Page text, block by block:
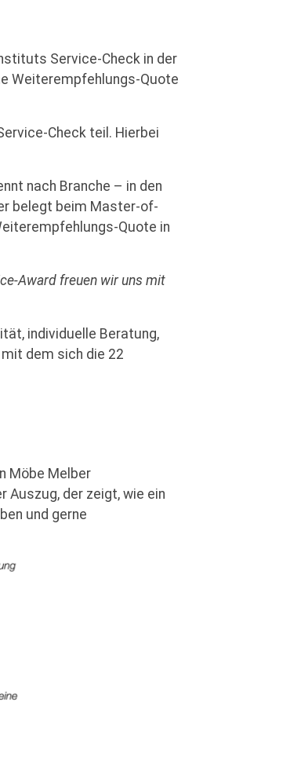
Service-Check in der
Weiterempfehlungs-Quote
Check teil. Hierbei
nach Branche – in den
belegt beim Master-of-
Quote in
Award freuen wir uns mit
individuelle Beratung,
dem sich die 22
Möbe Melber
Auszug, der zeigt, wie ein
und gerne